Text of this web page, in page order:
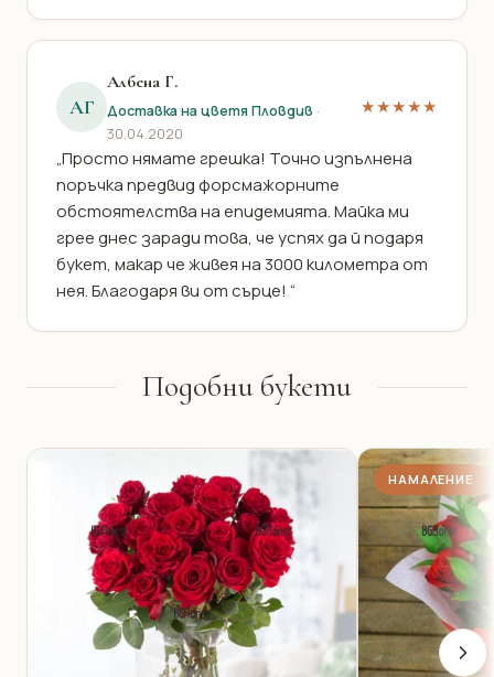
АГ
Албена Г.
Доставка на цветя Пловдив ·
30.04.2020
★★★★★
„Просто нямате грешка! Точно изпълнена
поръчка предвид форсмажорните
обстоятелства на епидемията. Майка ми
грее днес заради това, че успях да й подаря
букет, макар че живея на 3000 километра от
нея. Благодаря ви от сърце! “
Подобни букети
НАМАЛЕНИЕ